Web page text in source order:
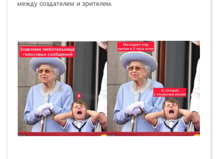
между создателем и зрителем.